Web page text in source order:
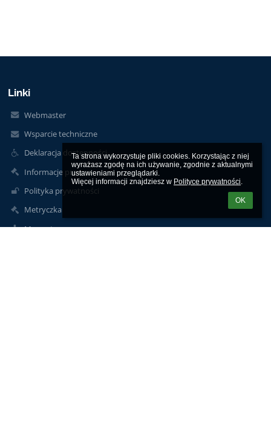
Ta strona wykorzystuje pliki cookies. Korzystając z niej
wyrażasz zgodę na ich używanie, zgodnie z aktualnymi
ustawieniami przeglądarki.
Więcej informacji znajdziesz w Polityce prywatności.
OK
Linki
Webmaster
Wsparcie techniczne
Deklaracja dostępności
Informacje prawne
Polityka prywatności
Metryczka
Mapa strony